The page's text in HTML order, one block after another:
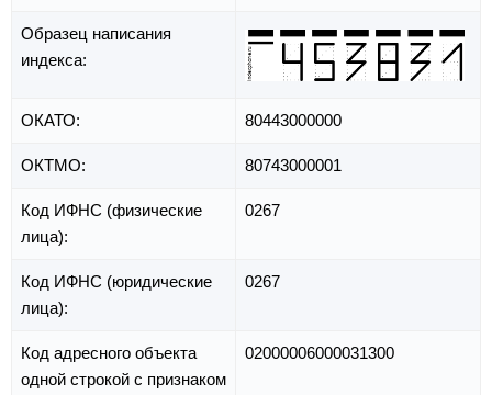
Образец написания
индекса:
ОКАТО: 80443000000
ОКТМО: 80743000001
Код ИФНС (физические
лица):
0267
Код ИФНС (юридические
лица):
0267
Код адресного объекта
одной строкой с признаком
02000006000031300